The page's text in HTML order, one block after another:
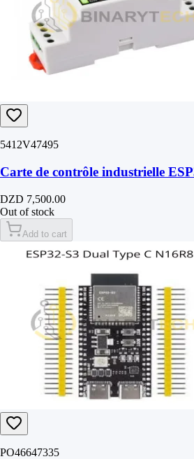
5412V47495
Carte de contrôle industrielle
DZD 7,500.00
Out of stock
Add to cart
PO46647335